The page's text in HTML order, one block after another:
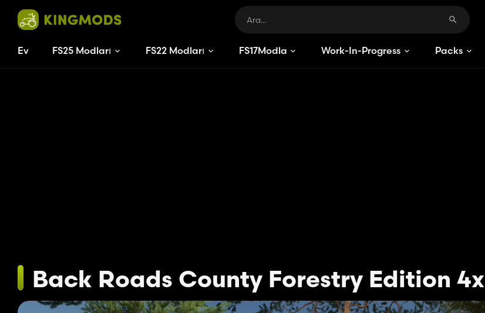
Ev FS25 Modları FS22 Modları FS17Modlar Work-In-Progress Packs
Back Roads County Forestry Edition 4x